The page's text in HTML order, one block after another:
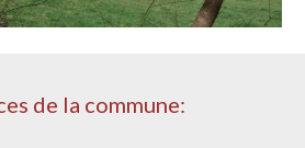
de la commune: